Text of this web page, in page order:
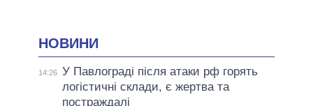
НОВИНИ
14:26 У Павлограді після атаки рф горять
логістичні склади, є жертва та
постраждалі